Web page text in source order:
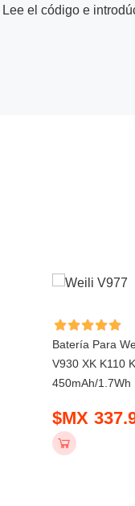
el código e
Batería Para
V930 XK K110
450mAh/1.7Wh
$MX